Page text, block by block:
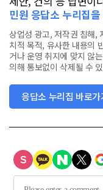
민원 응답소 누리집
상업성 광고, 저작권 침해,
치적 목적, 유사한 내용의
거나 운영 취지에 맞지 않
의해 통보없이 삭제될 수
응답소 누리집 바로가